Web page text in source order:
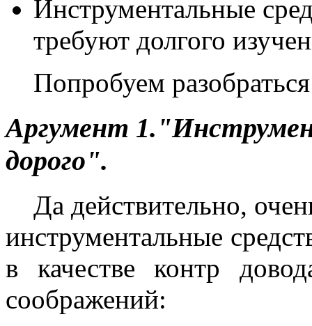
Инструментальные
требуют долгого
Попробуем
Аргумент
дорого".
Да действительно,
инструментальные
в качестве контр
соображений: